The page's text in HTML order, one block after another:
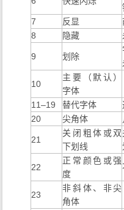
7
反显
8
隐藏
9 划除
10
主要（默认）
字体
11–19
替代字体
20
尖角体
21
关闭粗体或双
下划线
22
正常颜色或强
度
23
非斜体、非尖
角体